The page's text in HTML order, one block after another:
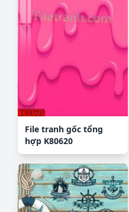
File tranh gốc tổng
hợp K80620